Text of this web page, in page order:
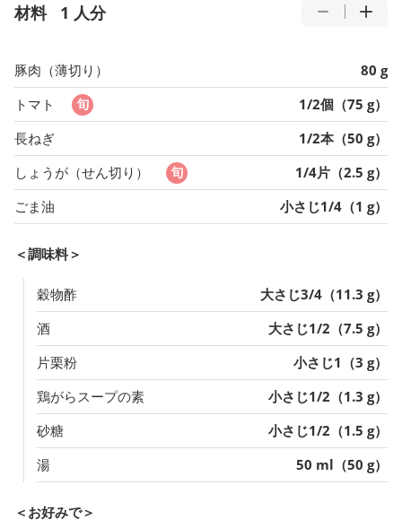
材料 1 人分
豚肉（薄切り）
80 g
トマト
1/2個（75 g）
長ねぎ
1/2本（50 g）
しょうが（せん切り）
1/4片（2.5 g）
ごま油
小さじ1/4（1 g）
＜調味料＞
穀物酢
大さじ3/4（11.3 g）
酒
大さじ1/2（7.5 g）
片栗粉
小さじ1（3 g）
鶏がらスープの素
小さじ1/2（1.3 g）
砂糖
小さじ1/2（1.5 g）
湯
50 ml（50 g）
＜お好みで＞